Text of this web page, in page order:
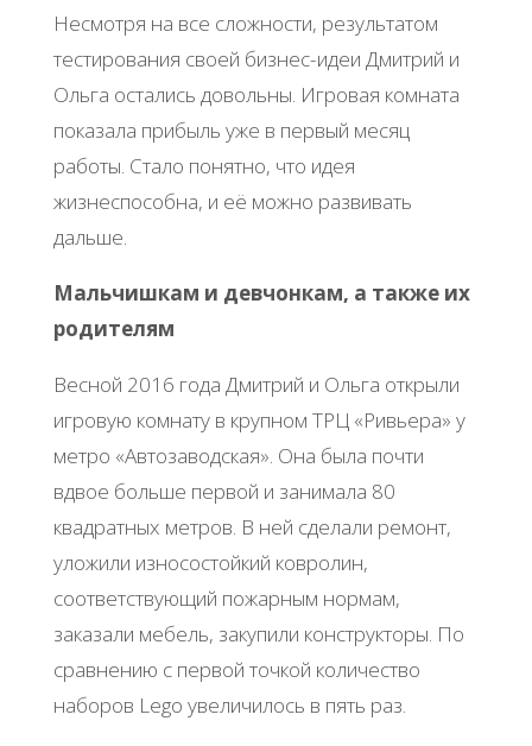
Несмотря на все сложности, результатом
тестирования своей бизнес-идеи Дмитрий и
Ольга остались довольны. Игровая комната
показала прибыль уже в первый месяц
работы. Стало понятно, что идея
жизнеспособна, и её можно развивать
дальше.
Мальчишкам и девчонкам, а также их
родителям
Весной 2016 года Дмитрий и Ольга открыли
игровую комнату в крупном ТРЦ «Ривьера» у
метро «Автозаводская». Она была почти
вдвое больше первой и занимала 80
квадратных метров. В ней сделали ремонт,
уложили износостойкий ковролин,
соответствующий пожарным нормам,
заказали мебель, закупили конструкторы. По
сравнению с первой точкой количество
наборов Lego увеличилось в пять раз.